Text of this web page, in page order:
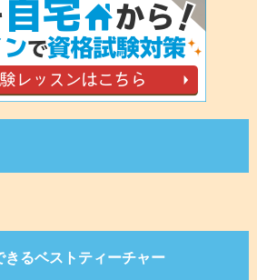
るベストティーチャー